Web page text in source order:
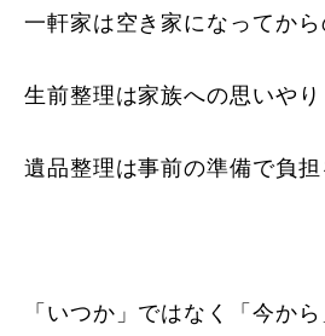
一軒家は空き家になってか
生前整理は家族への思いやり
遺品整理は事前の準備で負
「いつか」ではなく「今か